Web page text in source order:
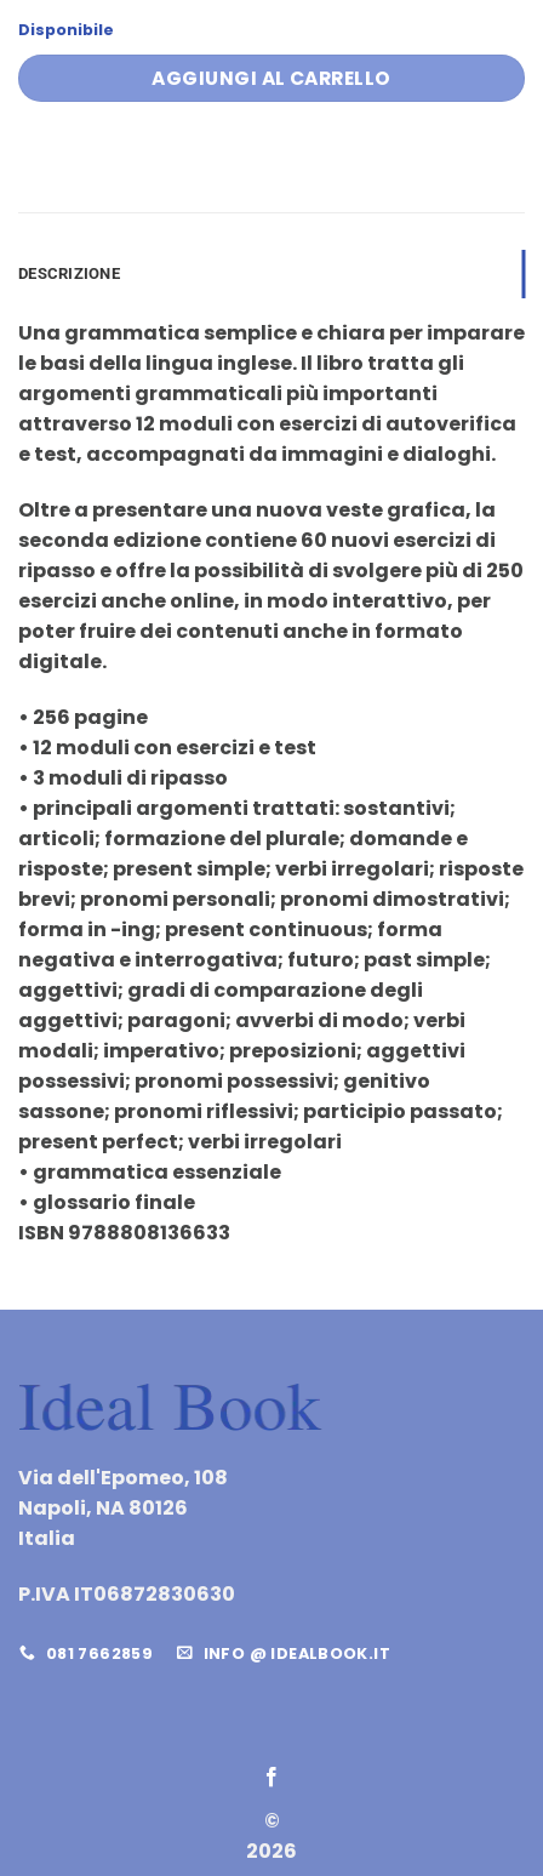
Disponibile
AGGIUNGI AL CARRELLO
DESCRIZIONE
Una grammatica semplice e chiara per imparare
le basi della lingua inglese. Il libro tratta gli
argomenti grammaticali più importanti
attraverso 12 moduli con esercizi di autoverifica
e test, accompagnati da immagini e dialoghi.
Oltre a presentare una nuova veste grafica, la
seconda edizione contiene 60 nuovi esercizi di
ripasso e offre la possibilità di svolgere più di 250
esercizi anche online, in modo interattivo, per
poter fruire dei contenuti anche in formato
digitale.
• 256 pagine
• 12 moduli con esercizi e test
• 3 moduli di ripasso
• principali argomenti trattati: sostantivi;
articoli; formazione del plurale; domande e
risposte; present simple; verbi irregolari; risposte
brevi; pronomi personali; pronomi dimostrativi;
forma in -ing; present continuous; forma
negativa e interrogativa; futuro; past simple;
aggettivi; gradi di comparazione degli
aggettivi; paragoni; avverbi di modo; verbi
modali; imperativo; preposizioni; aggettivi
possessivi; pronomi possessivi; genitivo
sassone; pronomi riflessivi; participio passato;
present perfect; verbi irregolari
• grammatica essenziale
• glossario finale
ISBN 9788808136633
Via dell'Epomeo, 108
Napoli, NA 80126
Italia
P.IVA IT06872830630
081 7662859 INFO @ IDEALBOOK.IT
©
2026